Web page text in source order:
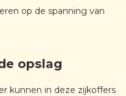
op de spanning van
opslag
kunnen in deze zijkoffers